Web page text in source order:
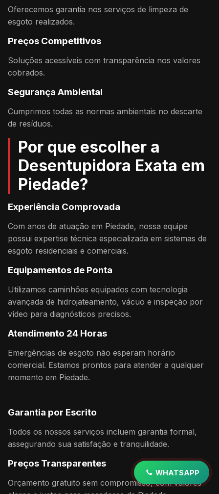
Oferecemos garantia nos serviços de limpeza de
esgoto realizados.
Preços Competitivos
Soluções acessíveis com transparência nos valores
cobrados.
Segurança Ambiental
Cumprimos todas as normas ambientais no descarte
de resíduos.
Por que escolher a
Desentupidora Exata em
Piedade?
Experiência Comprovada
Com anos de atuação em Piedade, nossa equipe
possui expertise técnica especializada em sistemas de
esgoto residenciais e comerciais.
Equipamentos de Ponta
Utilizamos caminhões equipados com tecnologia
avançada de hidrojateamento, vácuo e inspeção por
vídeo para diagnósticos precisos.
Atendimento 24 Horas
Emergências de esgoto não esperam horário
comercial. Estamos prontos para atender a qualquer
momento em Piedade.
Garantia por Escrito
Todos os nossos serviços incluem garantia formal,
assegurando sua satisfação e tranquilidade.
Preços Transparentes
Orçamento gratuito sem compromisso, com valores
WHATSAPP